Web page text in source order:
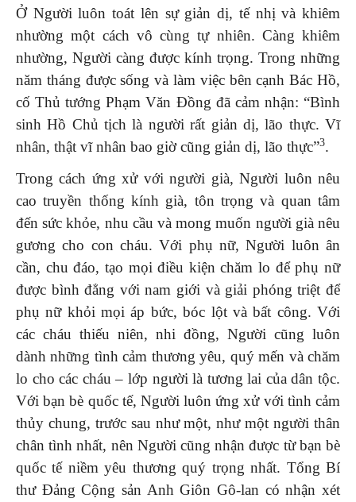
Ở Người luôn toát lên sự giản dị, tế nhị và khiêm
nhường một cách vô cùng tự nhiên. Càng khiêm
nhường, Người càng được kính trọng. Trong những
năm tháng được sống và làm việc bên cạnh Bác Hồ,
cố Thủ tướng Phạm Văn Đồng đã cảm nhận: “Bình
sinh Hồ Chủ tịch là người rất giản dị, lão thực. Vĩ
nhân, thật vĩ nhân bao giờ cũng giản dị, lão thực”3.
Trong cách ứng xử với người già, Người luôn nêu
cao truyền thống kính già, tôn trọng và quan tâm
đến sức khỏe, nhu cầu và mong muốn người già nêu
gương cho con cháu. Với phụ nữ, Người luôn ân
cần, chu đáo, tạo mọi điều kiện chăm lo để phụ nữ
được bình đẳng với nam giới và giải phóng triệt để
phụ nữ khỏi mọi áp bức, bóc lột và bất công. Với
các cháu thiếu niên, nhi đồng, Người cũng luôn
dành những tình cảm thương yêu, quý mến và chăm
lo cho các cháu – lớp người là tương lai của dân tộc.
Với bạn bè quốc tế, Người luôn ứng xử với tình cảm
thủy chung, trước sau như một, như một người thân
chân tình nhất, nên Người cũng nhận được từ bạn bè
quốc tế niềm yêu thương quý trọng nhất. Tổng Bí
thư Đảng Cộng sản Anh Giôn Gô-lan có nhận xét